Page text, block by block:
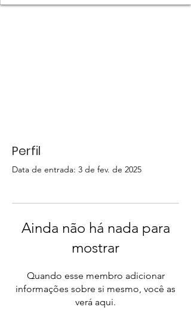
Perfil
Data de entrada: 3 de fev. de 2025
Ainda não há nada para
mostrar
Quando esse membro adicionar
informações sobre si mesmo, você as
verá aqui.